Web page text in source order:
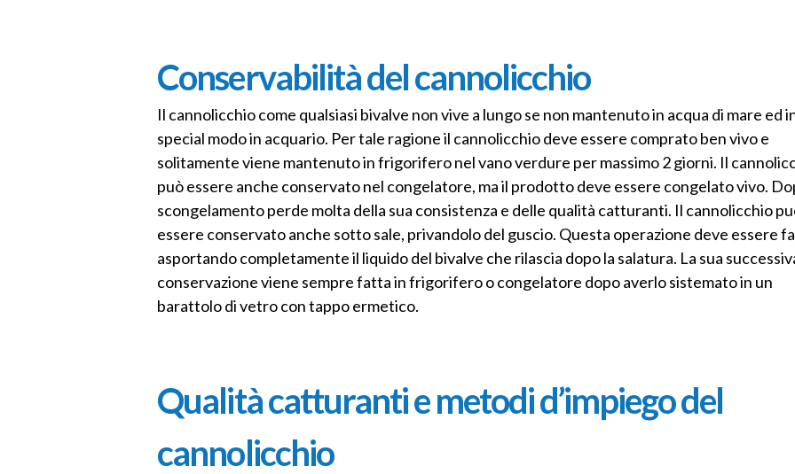
Conservabilità del cannolicchio
Il cannolicchio come qualsiasi bivalve non vive a lungo se non mantenuto in acqua di mare ed
special modo in acquario. Per tale ragione il cannolicchio deve essere comprato ben vivo e
solitamente viene mantenuto in frigorifero nel vano verdure per massimo 2 giorni. Il
può essere anche conservato nel congelatore, ma il prodotto deve essere congelato vivo.
scongelamento perde molta della sua consistenza e delle qualità catturanti. Il cannolicchio
essere conservato anche sotto sale, privandolo del guscio. Questa operazione deve essere
asportando completamente il liquido del bivalve che rilascia dopo la salatura. La sua
conservazione viene sempre fatta in frigorifero o congelatore dopo averlo sistemato in un
barattolo di vetro con tappo ermetico.
Qualità catturanti e metodi d’impiego del
cannolicchio